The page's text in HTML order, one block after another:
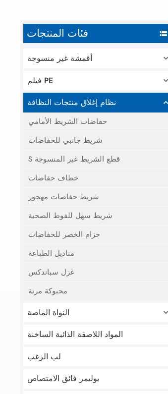
فئات المنتجات
أقمشة غير منسوجة
فيلم PE
نظام إغلاق منتجات النظافة
حفاضات الشريط الأمامي
شريط جانبي للحفاضات
S قطع الشريط غير المنسوجة
خطاف حفاضات
شريط حفاضات مهجور
شريط سهل للفوط الصحية
حزام الخصر للحفاضات
مناديل الطباعة
غزل سباندكس
محبوكة مرنة
النواة الماصة
المواد اللاصقة الذائبة الساخنة
لب الزغب
بوليمر فائق الامتصاص